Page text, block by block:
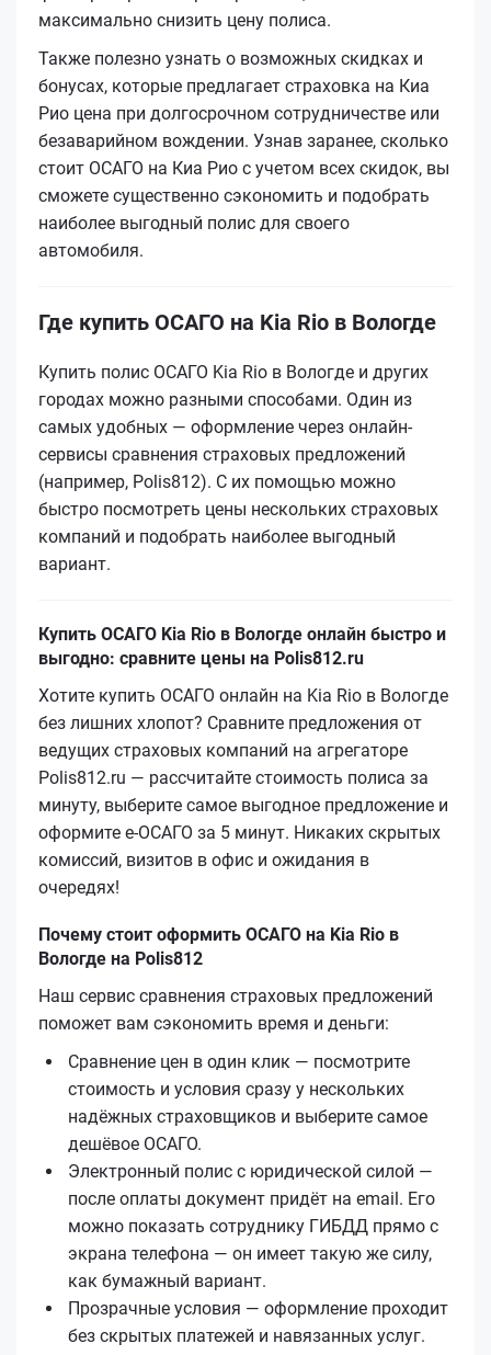
максимально снизить цену полиса.
Также полезно узнать о возможных скидках и
бонусах, которые предлагает страховка на Киа
Рио цена при долгосрочном сотрудничестве или
безаварийном вождении. Узнав заранее, сколько
стоит ОСАГО на Киа Рио с учетом всех скидок, вы
сможете существенно сэкономить и подобрать
наиболее выгодный полис для своего
автомобиля.
Где купить ОСАГО на Kia Rio в Вологде
Купить полис ОСАГО Kia Rio в Вологде и других
городах можно разными способами. Один из
самых удобных — оформление через онлайн-
сервисы сравнения страховых предложений
(например, Polis812). С их помощью можно
быстро посмотреть цены нескольких страховых
компаний и подобрать наиболее выгодный
вариант.
Купить ОСАГО Kia Rio в Вологде онлайн быстро и
выгодно: сравните цены на Polis812.ru
Хотите купить ОСАГО онлайн на Kia Rio в Вологде
без лишних хлопот? Сравните предложения от
ведущих страховых компаний на агрегаторе
Polis812.ru — рассчитайте стоимость полиса за
минуту, выберите самое выгодное предложение и
оформите е‑ОСАГО за 5 минут. Никаких скрытых
комиссий, визитов в офис и ожидания в
очередях!
Почему стоит оформить ОСАГО на Kia Rio в
Вологде на Polis812
Наш сервис сравнения страховых предложений
поможет вам сэкономить время и деньги:
Сравнение цен в один клик — посмотрите
стоимость и условия сразу у нескольких
надёжных страховщиков и выберите самое
дешёвое ОСАГО.
Электронный полис с юридической силой —
после оплаты документ придёт на email. Его
можно показать сотруднику ГИБДД прямо с
экрана телефона — он имеет такую же силу,
как бумажный вариант.
Прозрачные условия — оформление проходит
без скрытых платежей и навязанных услуг.